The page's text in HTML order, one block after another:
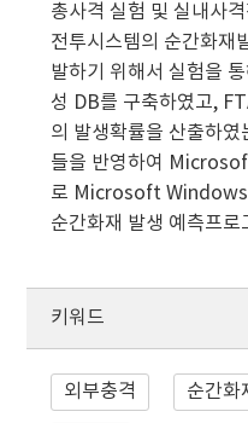
총사격 실험 및 실내사
전투시스템의 순간화재
발하기 위해서 실험을
성 DB를 구축하였고,
의 발생확률을 산출하
들을 반영하여
로 Microsoft Windows
순간화재 발생 예측프로
키워드
외부충격 순간화